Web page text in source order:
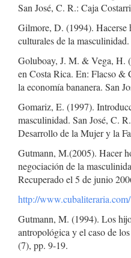
San José, C. R.: Caja
Gilmore, D. (1994). Hacerse
culturales de la
Goluboay, J. M. & Vega, H.
en Costa Rica. En: Flacso &
la economía bananera. San
Gomariz, E. (1997).
masculinidad. San José, C.
Desarrollo de la Mujer y la
Gutmann, M.(2005). Hacer
negociación de la
Recuperado el 5 de junio
http://www.cubaliteraria.com/
Gutmann, M. (1994). Los
antropológica y el caso de
(7), pp. 9-19.